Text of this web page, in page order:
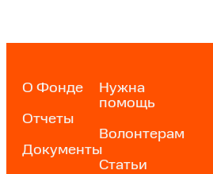
О Фонде
Отчеты
Документы
Нужна
помощь
Волонтерам
Статьи